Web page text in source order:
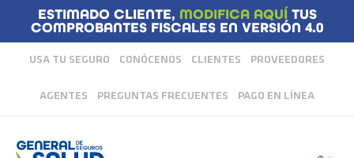
ESTIMADO CLIENTE, MODIFICA AQUÍ TUS
COMPROBANTES FISCALES EN VERSIÓN 4.0
USA TU SEGURO CONÓCENOS CLIENTES PROVEEDORES
AGENTES PREGUNTAS FRECUENTES PAGO EN LÍNEA